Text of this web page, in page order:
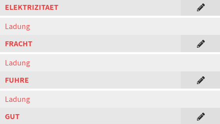
ELEKTRIZITAET
Ladung
FRACHT
Ladung
FUHRE
Ladung
GUT